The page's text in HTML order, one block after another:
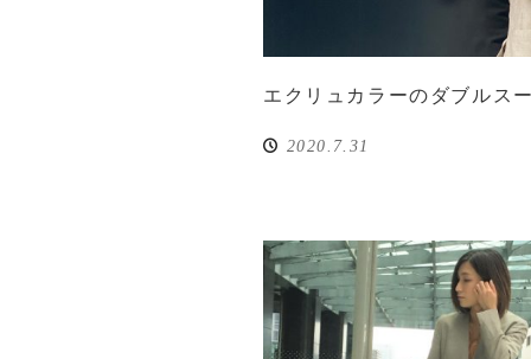
エクリュカラーのダブルス
2020.7.31